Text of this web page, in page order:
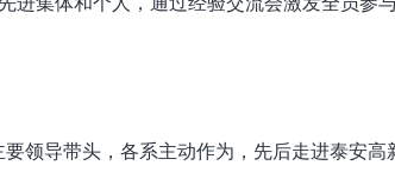
领导带头，各系主动作为，先后走进泰安